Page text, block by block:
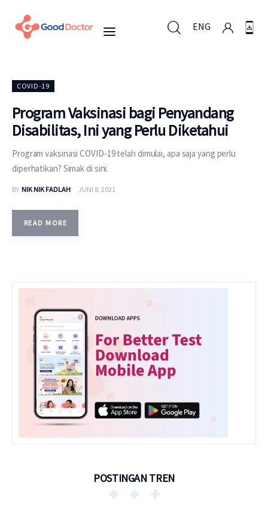
ENG
Untuk Bisnis
Untuk Anda
Mengapa Good Doctor
Berita
COVID-19
Program Vaksinasi bagi Penyandang
Disabilitas, Ini yang Perlu Diketahui
Program vaksinasi COVID-19 telah dimulai, apa saja yang perlu
diperhatikan? Simak di sini.
BY NIK NIK FADLAH JUNI 8, 2021
READ MORE
POSTINGAN TREN